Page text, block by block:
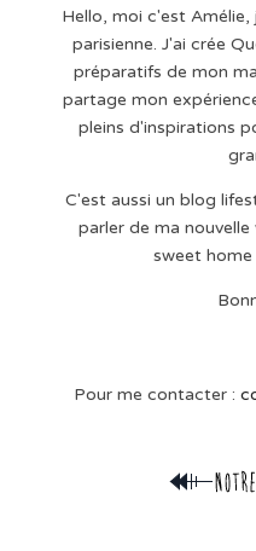
Hello, moi c'est Amélie,
parisienne. J'ai crée
préparatifs de mon
partage mon
pleins d'inspirations
C'est aussi un blog
parler de ma
sweet
Pour me contacter :